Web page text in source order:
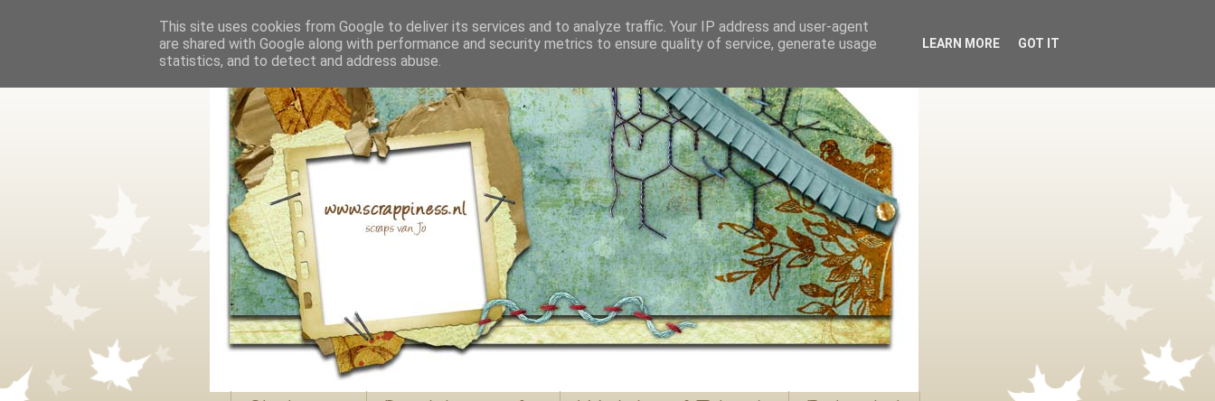
This site uses cookies from Google to deliver its services and to analyze traffic. Your IP address and user-agent
are shared with Google along with performance and security metrics to ensure quality of service, generate usage
statistics, and to detect and address abuse.
LEARN MORE GOT IT